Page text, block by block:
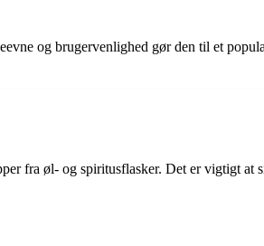
og brugervenlighed gør den til et
fra øl- og spiritusflasker. Det er vigtigt at